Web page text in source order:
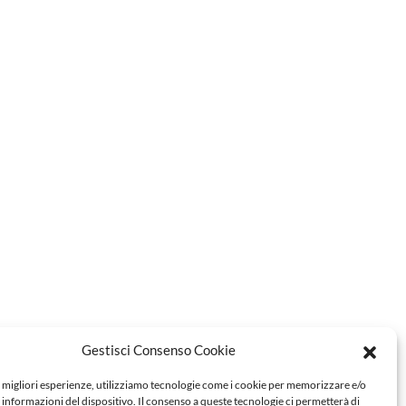
Gestisci Consenso Cookie
esperienze, utilizziamo tecnologie come i cookie per memorizzare e/o
informazioni del dispositivo. Il consenso a queste tecnologie ci permetterà di